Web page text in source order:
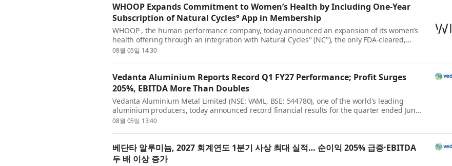
WHOOP Expands Commitment to Women’s Health by Including One-Year
Subscription of Natural Cycles° App in Membership
WHOOP , the human performance company, today announced an expansion of its women’s
health offering through an integration with Natural Cycles° (NC°), the only FDA-cleared,
hormone-free birth control app. WHOOP is offering a 12-month subscription t...
08월 05일 14:30
Vedanta Aluminium Reports Record Q1 FY27 Performance; Profit Surges
205%, EBITDA More Than Doubles
Vedanta Aluminium Metal Limited (NSE: VAML, BSE: 544780), one of the world's leading
aluminium producers, today announced record financial results for the quarter ended June
30, 2026, marking a strong debut as an independent listed company followi...
08월 05일 13:40
베단타 알루미늄, 2027 회계연도 1분기 사상 최대 실적… 순이익 205% 급증·EBITDA
두 배 이상 증가